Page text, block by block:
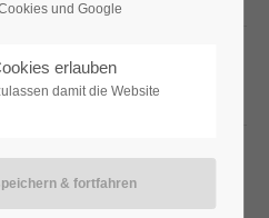
Projekte
und Google
erlauben
damit die Website